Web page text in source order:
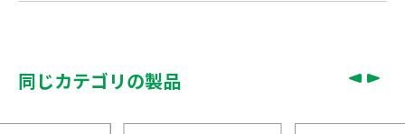
同じカテゴリの製品